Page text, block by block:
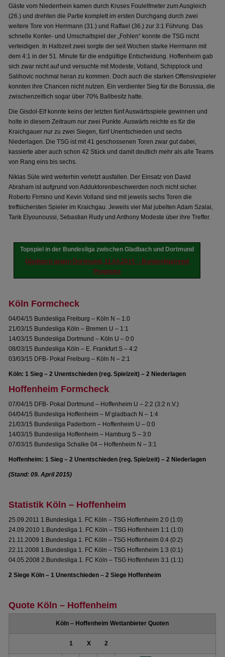
Gäste vom Niederrhein kamen durch Kruses Foulelfmeter zum Ausgleich
(26.) und drehten die Partie komplett im ersten Durchgang durch zwei
weitere Tore von Herrmann (31.) und Raffael (36.) zur 3:1 Führung. Das
schnelle Konter- und Umschaltspiel der „Fohlen“ konnte die TSG nicht
verteidigen. In Halbzeit zwei sorgte der seit Wochen starke Herrmann mit
dem 4:1 in der 51. Minute für die endgültige Entscheidung. Hoffenheim gab
sich zwar nicht auf und versuchte mit Modeste, Volland, Schipplock und
Salihovic nochmal heran zu kommen. Doch auch die starken Offensivspieler
konnten ihre Chancen nicht nutzen. Ein verdienter Sieg für die Borussia, die
zwischenzeitlich sogar über 70% Ballbesitz hatte.
Die Gisdol-Elf konnte keins der letzten fünf Auswärtsspiele gewinnen und
holte in diesem Zeitraum nur zwei Punkte. Auswärts reichte es für die
Kraichgauer nur zu zwei Siegen, fünf Unentschieden und sechs
Niederlagen. Die TSG ist mit 41 geschossenen Toren zwar gut dabei,
kassierte aber auch schon 42 Stück und damit deutlich mehr als alle Teams
von Rang eins bis sechs.
Niklas Süle wird weiterhin verletzt ausfallen. Der Einsatz von David
Abraham ist aufgrund von Adduktorenbeschwerden noch nicht sicher.
Roberto Firmino und Kevin Volland sind mit jeweils sechs Toren die
treffsichersten Spieler im Kraichgau. Jeweils vier Mal jubelten Adam Szalai,
Tarik Elyounoussi, Sebastian Rudy und Anthony Modeste über ihre Treffer.
Topspiel in der Bundesliga zwischen Gladbach und Dortmund
Gladbach gegen Dortmund, 11.04.2015 – Bundesligatrend
Prognose
Köln Formcheck
04/04/15 Bundesliga Freiburg – Köln N – 1:0
21/03/15 Bundesliga Köln – Bremen U – 1:1
14/03/15 Bundesliga Dortmund – Köln U – 0:0
08/03/15 Bundesliga Köln – E. Frankfurt S – 4:2
03/03/15 DFB- Pokal Freiburg – Köln N – 2:1
Köln: 1 Sieg – 2 Unentschieden (reg. Spielzeit) – 2 Niederlagen
Hoffenheim Formcheck
07/04/15 DFB- Pokal Dortmund – Hoffenheim U – 2:2 (3:2 n.V.)
04/04/15 Bundesliga Hoffenheim – M’gladbach N – 1:4
21/03/15 Bundesliga Paderborn – Hoffenheim U – 0:0
14/03/15 Bundesliga Hoffenheim – Hamburg S – 3:0
07/03/15 Bundesliga Schalke 04 – Hoffenheim N – 3:1
Hoffenheim: 1 Sieg – 2 Unentschieden (reg. Spielzeit) – 2 Niederlagen
(Stand: 09. April 2015)
Statistik Köln – Hoffenheim
25.09.2011 1.Bundesliga 1. FC Köln – TSG Hoffenheim 2:0 (1:0)
24.09.2010 1.Bundesliga 1. FC Köln – TSG Hoffenheim 1:1 (1:0)
21.11.2009 1.Bundesliga 1. FC Köln – TSG Hoffenheim 0:4 (0:2)
22.11.2008 1.Bundesliga 1. FC Köln – TSG Hoffenheim 1:3 (0:1)
04.05.2008 2.Bundesliga 1. FC Köln – TSG Hoffenheim 3:1 (1:1)
2 Siege Köln – 1 Unentschieden – 2 Siege Hoffenheim
Quote Köln – Hoffenheim
Köln – Hoffenheim Wettanbieter Quoten
1 X 2